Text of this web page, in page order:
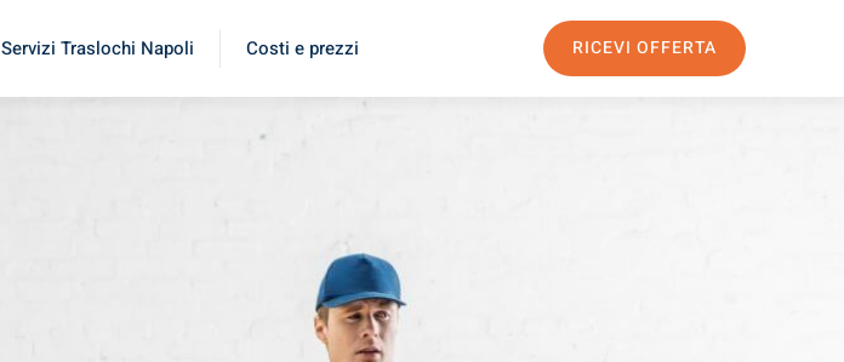
Servizi Traslochi Napoli Costi e prezzi RICEVI OFFERTA